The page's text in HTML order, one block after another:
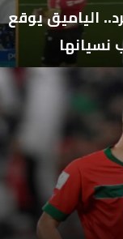
الياميق يوقع
نسيانها